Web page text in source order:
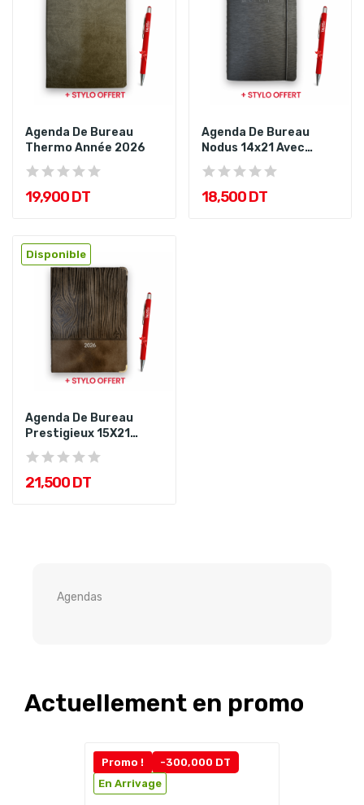
Agenda De Bureau
Thermo Année 2026
19,900 DT
Agenda De Bureau
Nodus 14x21 Avec
Spirale Année...
18,500 DT
Disponible
Agenda De Bureau
Prestigieux 15X21
Année 2026
21,500 DT
Agendas
Actuellement en promo
Promo !
-300,000 DT
En Arrivage